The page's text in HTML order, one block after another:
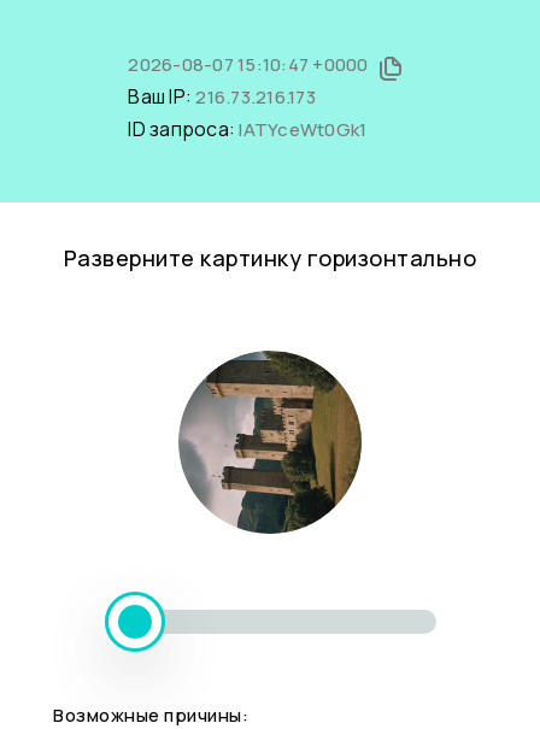
2026-08-07 15:10:47 +0000
Ваш IP:216.73.216.173
ID запроса:lATYceWt0Gk1
Разверните картинку горизонтально
Возможные причины: